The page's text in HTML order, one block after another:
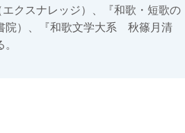
クスナレッジ）、『和歌・短歌の
院）、『和歌文学大系 秋篠月清